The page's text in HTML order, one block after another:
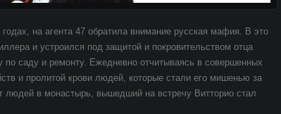
на агента 47 обратила внимание русская мафия. В это
и устроился под защитой и покровительством отца
саду и ремонту. Ежедневно отчитываясь в совершенных
и пролитой крови людей, которые стали его мишенью за
в монастырь, вышедший на встречу Витторио стал